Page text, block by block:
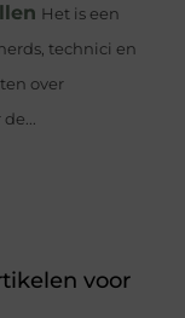
Het is een
technici en
over
voor